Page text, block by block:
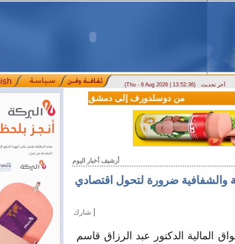
(Thu - 6 Aug 2026 | 13:52:36) آخر تحديث
وصول أول رحلة لشركة LEAV Aviation من دوسلدورف إلى دمشق:::: المصرف التجاري
أرشيف أخبار اليوم
والشفافية ضرورة لتحول اقتصادي
شارك |
المالية الدكتور عبد الرزاق قاسم